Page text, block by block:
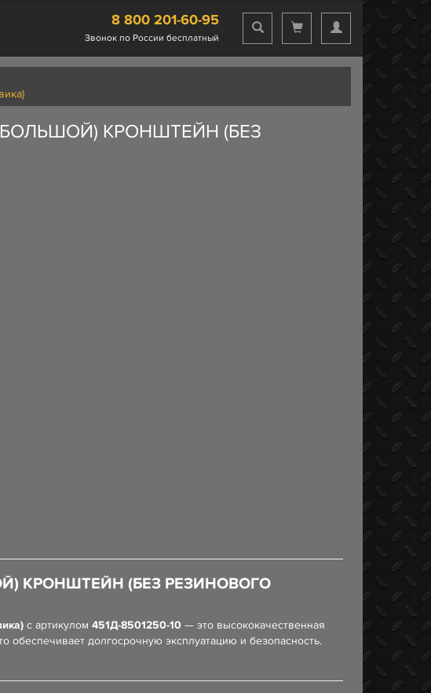
8 800 201-60-95
Звонок по России бесплатный
КРОНШТЕЙН (БЕЗ
КРОНШТЕЙН (БЕЗ РЕЗИНОВОГО
с артикулом 451Д-8501250-10 — это высококачественная
долгосрочную эксплуатацию и безопасность.